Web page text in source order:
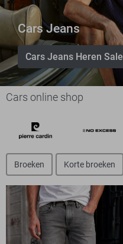
Cars Jeans
Cars Jeans Heren Sale
Cars online shop
Broeken Korte broeken